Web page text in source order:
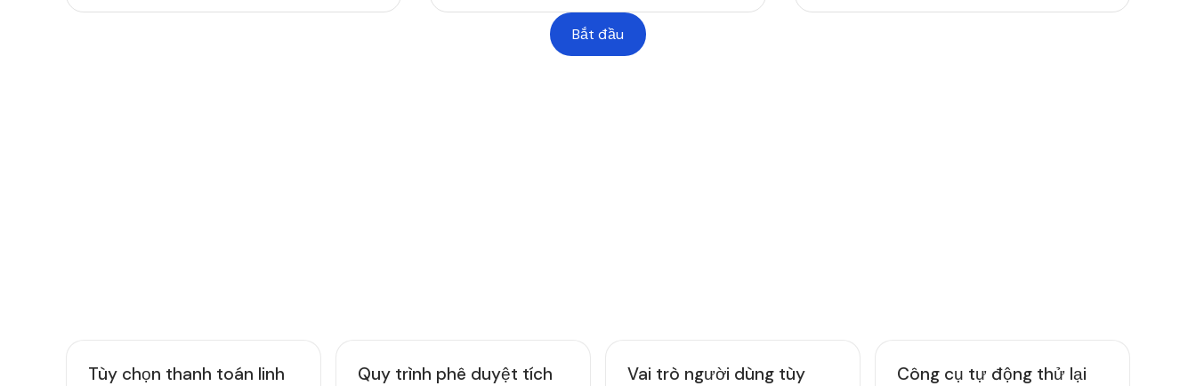
Bắt đầu
Tùy chọn thanh toán linh
Quy trình phê duyệt tích
Vai trò người dùng tùy
Công cụ tự động thử lại